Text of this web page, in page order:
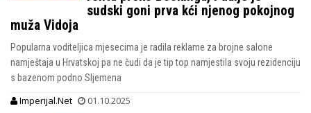
sudski goni prva kći njenog pokojnog
muža Vidoja
Popularna voditeljica mjesecima je radila reklame za brojne salone
namještaja u Hrvatskoj pa ne čudi da je tip top namjestila svoju rezidenciju
s bazenom podno Sljemena
Imperijal.Net 01.10.2025